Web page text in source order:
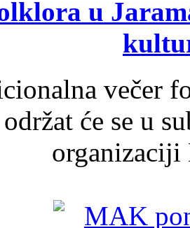
u
večer
će se u
organizaciji